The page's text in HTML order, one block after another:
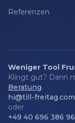
Referenzen
Weniger Tool
Klingt gut? Dann
Beratung.
hi@till-freitag.com
oder
+49 40 696 386 96